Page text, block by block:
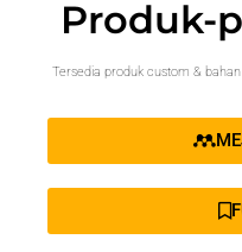
Produk-
Tersedia produk custom &